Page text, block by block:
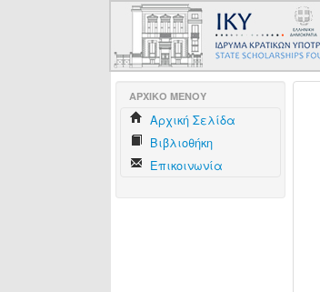
AΡΧΙΚΟ ΜΕΝΟΥ
Aρχική Σελίδα
Βιβλιοθήκη
Επικοινωνία